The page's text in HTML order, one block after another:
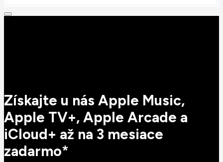
Získajte u nás Apple Music,
Apple TV+, Apple Arcade a
iCloud+ až na 3 mesiace
zadarmo*